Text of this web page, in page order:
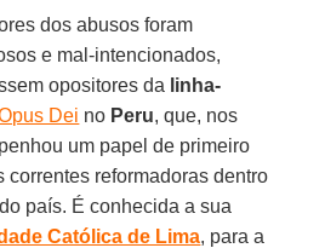
dos abusos foram
e mal-intencionados,
opositores da linha-
Dei no Peru, que, nos
um papel de primeiro
correntes reformadoras dentro
país. É conhecida a sua
Católica de Lima, para a